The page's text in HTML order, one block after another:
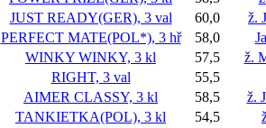
JUST READY(GER), 3 val 60,0
ž.
PERFECT MATE(POL*), 3 hř 58,0
WINKY WINKY, 3 kl 57,5
ž.
RIGHT, 3 val
55,5
AIMER CLASSY, 3 kl 58,5
ž.
TANKIETKA(POL), 3 kl 54,5